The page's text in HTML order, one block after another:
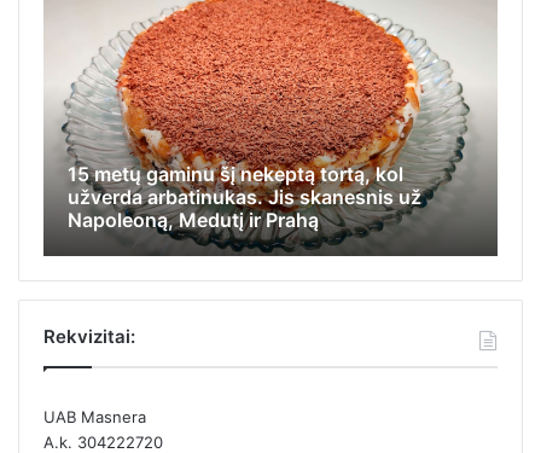
15 metų gaminu šį nekeptą tortą, kol
užverda arbatinukas. Jis skanesnis už
Napoleoną, Medutį ir Prahą
Rekvizitai:
UAB Masnera
A.k. 304222720